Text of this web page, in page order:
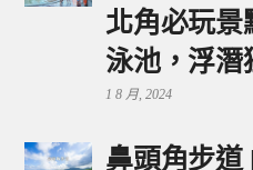
北角必玩景
泳池，浮潛
1 8 月, 2024
鼻頭角步道